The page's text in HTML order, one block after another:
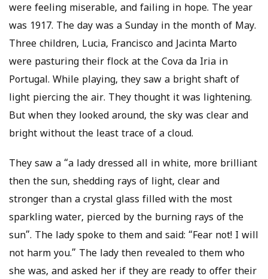
were feeling miserable, and failing in hope. The year
was 1917. The day was a Sunday in the month of May.
Three children, Lucia, Francisco and Jacinta Marto
were pasturing their flock at the Cova da Iria in
Portugal. While playing, they saw a bright shaft of
light piercing the air. They thought it was lightening.
But when they looked around, the sky was clear and
bright without the least trace of a cloud.
They saw a “a lady dressed all in white, more brilliant
then the sun, shedding rays of light, clear and
stronger than a crystal glass filled with the most
sparkling water, pierced by the burning rays of the
sun”. The lady spoke to them and said: “Fear not! I will
not harm you.” The lady then revealed to them who
she was, and asked her if they are ready to offer their